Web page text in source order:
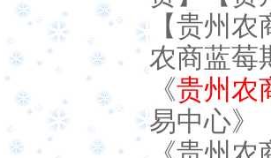
【贵州
农商蓝莓
《贵州农
易中心》